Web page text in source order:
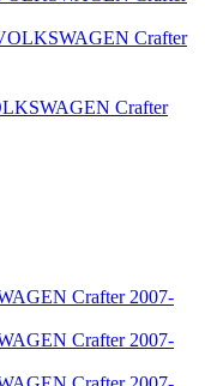
Crafter